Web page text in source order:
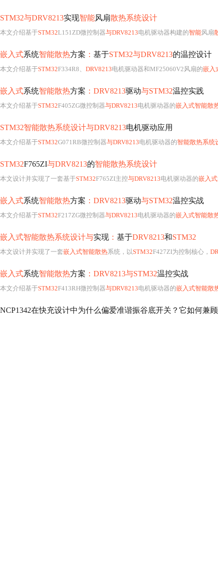
STM32与DRV8213实现智能风扇散热系统设计
本文介绍基于STM32L151ZD微控制器与DRV8213电机驱动器构建的智能风扇
嵌入式系统智能散热方案 ： 基于STM32与DRV8213的温控设计
本文介绍基于STM32F334R8、 DRV8213电机驱动器和MF25060V2风扇的嵌入
嵌入式系统智能散热方案 ：DRV8213驱动与STM32温控实践
本文介绍基于STM32F405ZG微控制器与DRV8213电机驱动器的嵌入式智能散
STM32智能散热系统设计与DRV8213电机驱动应用
本文介绍基于STM32G071RB微控制器与DRV8213电机驱动器的智能散热系统
STM32F765ZI与DRV8213的智能散热系统设计
本文设计并实现了一套基于STM32F765ZI主控与DRV8213电机驱动器的嵌入
嵌入式系统智能散热方案 ：DRV8213驱动与STM32温控实战
本文介绍基于STM32F217ZG微控制器与DRV8213电机驱动器的嵌入式智能散
嵌入式智能散热系统设计与实现 ： 基于DRV8213和STM32
本文设计并实现了一套嵌入式智能散热系统，以STM32F427ZI为控制核心，
嵌入式系统智能散热方案 ：DRV8213与STM32温控实战
本文介绍基于STM32F413RH微控制器与DRV8213电机驱动器的嵌入式智能散
NCP1342在快充设计中为什么偏爱准谐振谷底开关？它如何兼